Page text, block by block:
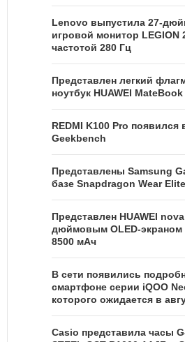
Lenovo выпустила 27-
игровой монитор LEGION
частотой 280 Гц
Представлен легкий
ноутбук HUAWEI
REDMI K100 Pro появился
Geekbench
Представлены Samsung
базе Snapdragon Wear Elite
Представлен HUAWEI
дюймовым OLED-экраном
8500 мАч
В сети появились
смартфоне серии iQOO
которого ожидается в
Casio представила часы